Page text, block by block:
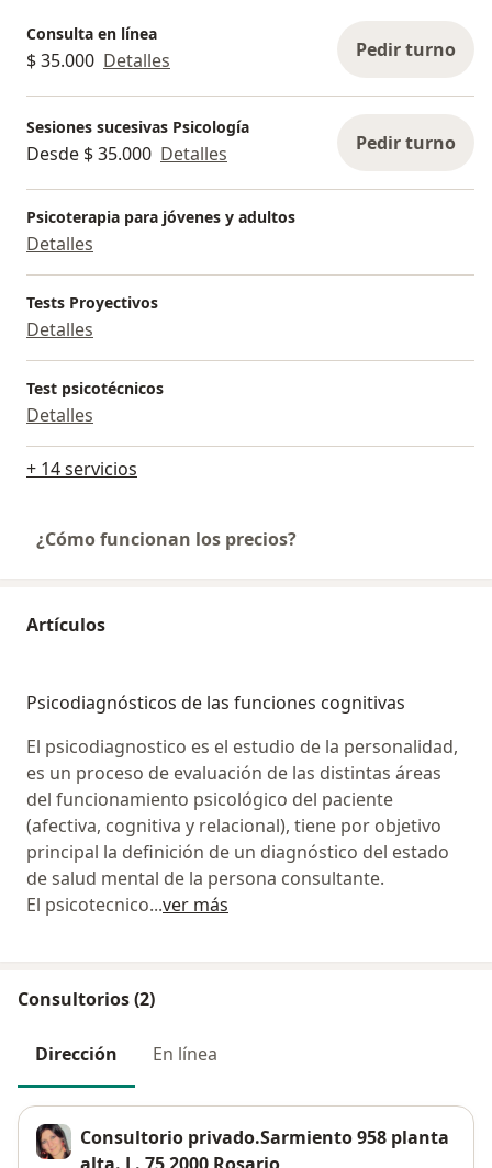
Consulta en línea
$ 35.000 Detalles Pedir turno
Sesiones sucesivas Psicología
Desde $ 35.000 Detalles Pedir turno
Psicoterapia para jóvenes y adultos
Detalles
Tests Proyectivos
Detalles
Test psicotécnicos
Detalles
+ 14 servicios
¿Cómo funcionan los precios?
Artículos
Psicodiagnósticos de las funciones cognitivas
El psicodiagnostico es el estudio de la personalidad,
es un proceso de evaluación de las distintas áreas
del funcionamiento psicológico del paciente
(afectiva, cognitiva y relacional), tiene por objetivo
principal la definición de un diagnóstico del estado
de salud mental de la persona consultante.
El psicotecnico...ver más
Consultorios (2)
Dirección En línea
Consultorio privado.Sarmiento 958 planta